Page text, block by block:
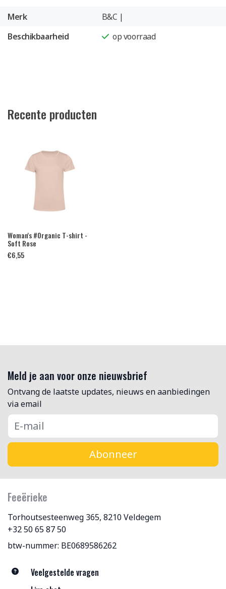
Merk
B&C |
Beschikbaarheid
op voorraad
Recente producten
Woman's #Organic T-shirt -
Soft Rose
€6,55
Meld je aan voor onze nieuwsbrief
Ontvang de laatste updates, nieuws en aanbiedingen
via email
Abonneer
Feeërieke
Torhoutsesteenweg 365, 8210 Veldegem
+32 50 65 87 50
btw-nummer: BE0689586262
Veelgestelde vragen